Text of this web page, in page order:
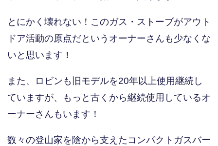
とにかく壊れない！このガス・ストーブがアウト
ドア活動の原点だというオーナーさんも少なくな
いと思います！
また、ロビンも旧モデルを20年以上使用継続し
ていますが、もっと古くから継続使用しているオ
ーナーさんもいます！
数々の登山家を陰から支えたコンパクトガスバー